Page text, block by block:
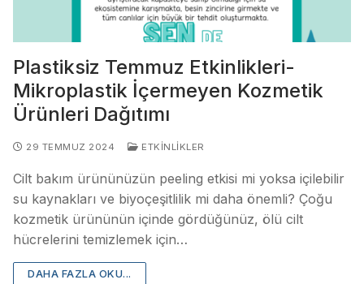
Plastiksiz Temmuz Etkinlikleri-
Mikroplastik İçermeyen Kozmetik
Ürünleri Dağıtımı
29 TEMMUZ 2024 ETKINLIKLER
Cilt bakım ürününüzün peeling etkisi mi yoksa içilebilir
su kaynakları ve biyoçeşitlilik mi daha önemli? Çoğu
kozmetik ürününün içinde gördüğünüz, ölü cilt
hücrelerini temizlemek için…
DAHA FAZLA OKU...